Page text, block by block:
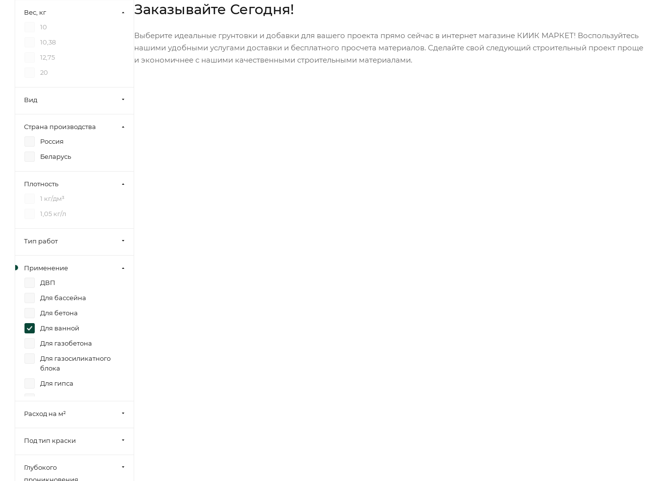
Заказывайте Сегодня!
Выберите идеальные грунтовки и добавки для вашего проекта прямо сейчас в интернет магазине КИИК МАРКЕТ! Воспользуйтесь
нашими удобными услугами доставки и бесплатного просчета материалов. Сделайте свой следующий строительный проект проще
и экономичнее с нашими качественными строительными материалами.
Вес, кг
10
10,38
12,75
20
Вид
Страна производства
Россия
Беларусь
Плотность
1 кг/дм³
1,05 кг/л
Тип работ
Применение
ДВП
Для бассейна
Для бетона
Для ванной
Для газобетона
Для газосиликатного
блока
Для гипса
Для дерева
Для кирпича
поверхностей
Расход на м²
Под тип краски
Глубокого
проникновения